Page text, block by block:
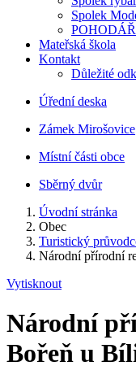
Spolek
Mateřská škola
Kontakt
Důležité
Úřední deska
Zámek Mirošovice
Místní části obce
Sběrný dvůr
Úvodní stránka
Obec
Turistický
Národní přírodní
Vytisknout
Národní
Bořeň u